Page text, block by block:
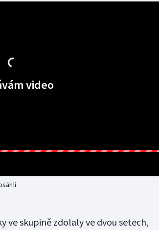
video
ve skupině zdolaly ve dvou setech,